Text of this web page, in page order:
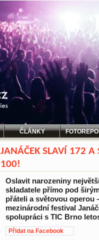
ČLÁNKY
JANÁČEK SLAVÍ 172 A
100!
Oslavit narozeniny
skladatele přímo pod
přáteli a světovou operou
mezinárodní festival
spolupráci s TIC Brno
Přidat na Facebook